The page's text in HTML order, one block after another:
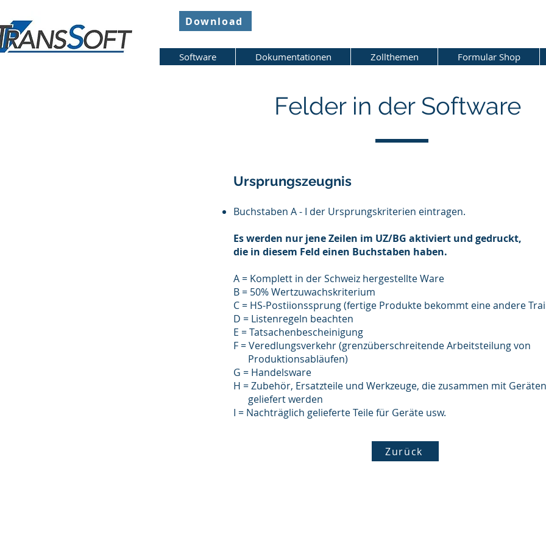
Download
Software Dokumentationen Zollthemen Formular Shop
Felder in der Software
Ursprungszeugnis
Buchstaben A - I der Ursprungskriterien eintragen.
Es werden nur jene Zeilen im UZ/BG aktiviert und gedruckt,
die in diesem Feld einen Buchstaben haben.
A = Komplett in der Schweiz hergestellte Ware
B = 50% Wertzuwachskriterium
C = HS-Postiionssprung (fertige Produkte bekommt eine andere
D = Listenregeln beachten
E = Tatsachenbescheinigung
F = Veredlungsverkehr (grenzüberschreitende Arbeitsteilung von
Produktionsabläufen)
G = Handelsware
H = Zubehör, Ersatzteile und Werkzeuge, die zusammen mit
geliefert werden
I = Nachträglich gelieferte Teile für Geräte usw.
Zurück